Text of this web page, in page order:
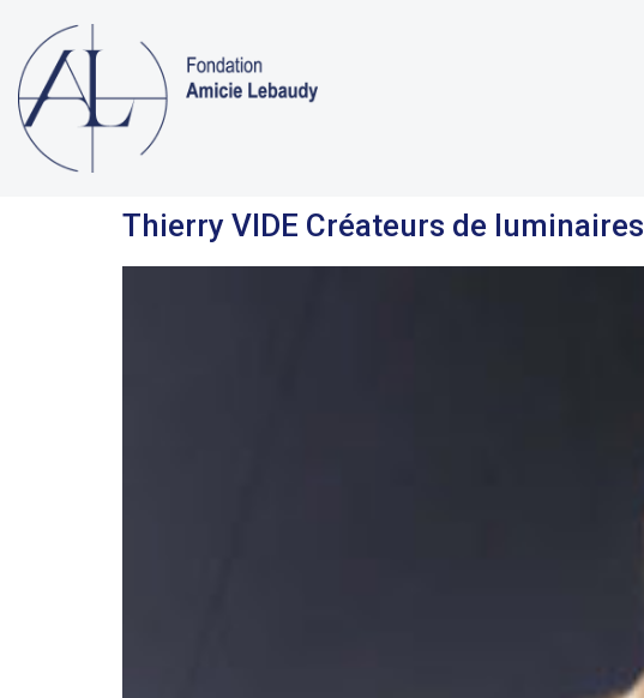
Thierry VIDE Créateurs de luminaires